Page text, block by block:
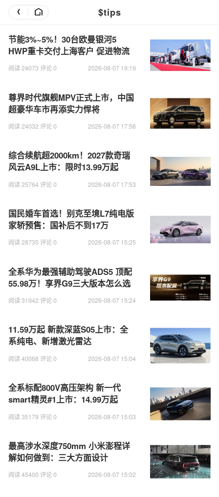
$tips
节能3%~5%！30台欧曼银河5
HWP重卡交付上海客户 促进物流
运输升级
阅读 24073 评论 0 2026-08-07 19:19
尊界时代旗舰MPV正式上市，中国
超豪华车市再添实力悍将
阅读 24032 评论 0 2026-08-07 17:56
综合续航超2000km！2027款奇瑞
风云A9L上市：限时13.99万起
阅读 25764 评论 0 2026-08-07 17:53
国民婚车首选！别克至境L7纯电版
家轿预售：国补后不到17万
阅读 28735 评论 0 2026-08-07 15:25
全系华为最强辅助驾驶ADS5 顶配
55.98万！享界G9三大版本怎么选
一文看懂
阅读 31942 评论 0 2026-08-07 15:24
11.59万起 新款深蓝S05上市：全
系纯电、新增激光雷达
阅读 40068 评论 0 2026-08-07 15:04
全系标配800V高压架构 新一代
smart精灵#1上市：14.99万起
阅读 35179 评论 0 2026-08-07 15:03
最高涉水深度750mm 小米澎程详
解如何做到：三大方面设计
阅读 45400 评论 0 2026-08-07 15:02